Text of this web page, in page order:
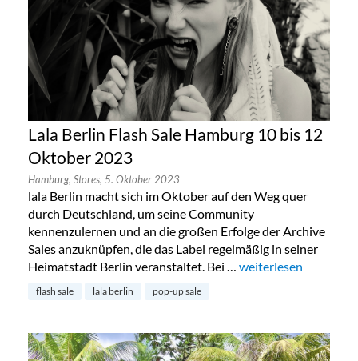
Lala Berlin Flash Sale Hamburg 10 bis 12
Oktober 2023
Hamburg, Stores, 5. Oktober 2023
lala Berlin macht sich im Oktober auf den Weg quer
durch Deutschland, um seine Community
kennenzulernen und an die großen Erfolge der Archive
Sales anzuknüpfen, die das Label regelmäßig in seiner
Heimatstadt Berlin veranstaltet. Bei … „Lala Berlin Flash
weiterlesen
flash sale lala berlin pop-up sale